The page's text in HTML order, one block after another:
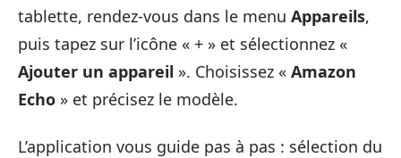
tablette, rendez-vous dans le menu Appareils,
puis tapez sur l’icône « + » et sélectionnez «
Ajouter un appareil ». Choisissez « Amazon
Echo » et précisez le modèle.
L’application vous guide pas à pas : sélection du